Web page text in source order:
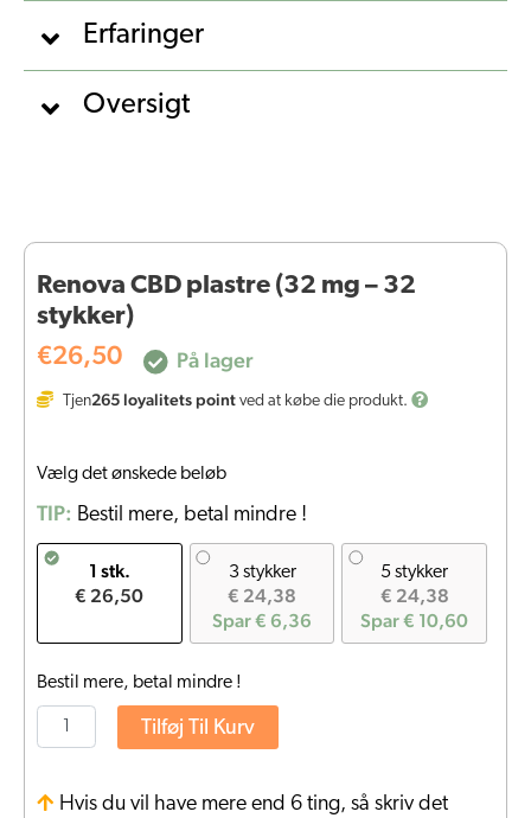
Erfaringer
Oversigt
Renova CBD plastre (32 mg – 32
stykker)
€26,50 På lager
Tjen265 loyalitets point ved at købe die produkt.
Vælg det ønskede beløb
TIP: Bestil mere, betal mindre !
1 stk.
€ 26,50
3 stykker
€ 24,38
Spar € 6,36
5 stykker
€ 24,38
Spar € 10,60
Bestil mere, betal mindre !
Tilføj Til Kurv
Hvis du vil have mere end 6 ting, så skriv det